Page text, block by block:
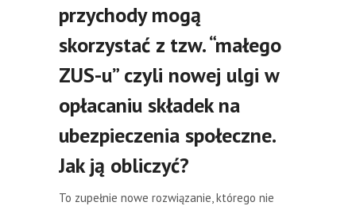
przychody mogą
skorzystać z tzw. “małego
ZUS-u” czyli nowej ulgi w
opłacaniu składek na
ubezpieczenia społeczne.
Jak ją obliczyć?
To zupełnie nowe rozwiązanie, którego nie